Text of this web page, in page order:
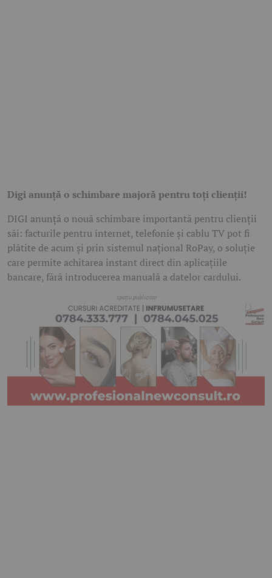
Digi anunță o schimbare majoră pentru toți clienții!
DIGI anunță o nouă schimbare importantă pentru clienții
săi: facturile pentru internet, telefonie și cablu TV pot fi
plătite de acum și prin sistemul național RoPay, o soluție
care permite achitarea instant direct din aplicațiile
bancare, fără introducerea manuală a datelor cardului.